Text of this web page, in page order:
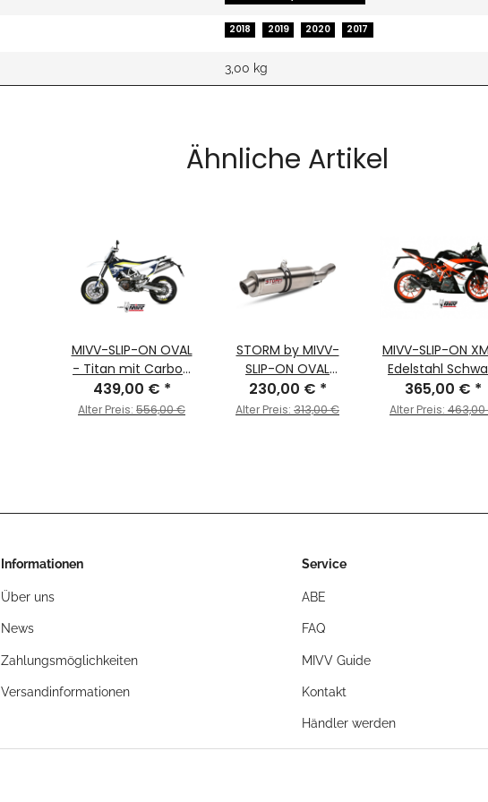
2018 2019 2020 2017
3,00 kg
Ähnliche Artikel
MIVV-SLIP-ON OVAL
- Titan mit Carbon
Endkappe für
HUSQVARNA - 701
439,00 € *
Alter Preis: 556,00 €
STORM by MIVV-
SLIP-ON OVAL
Edelstahl für
HUSQVARNA 701
230,00 € *
Alter Preis: 313,00 €
MIVV-SLIP-ON
Edelstahl
für KTM - RC 125
2017 > 2020 -
365,00 € *
Alter Preis:
Informationen
Über uns
News
Zahlungsmöglichkeiten
Versandinformationen
Service
ABE
FAQ
MIVV Guide
Kontakt
Händler werden